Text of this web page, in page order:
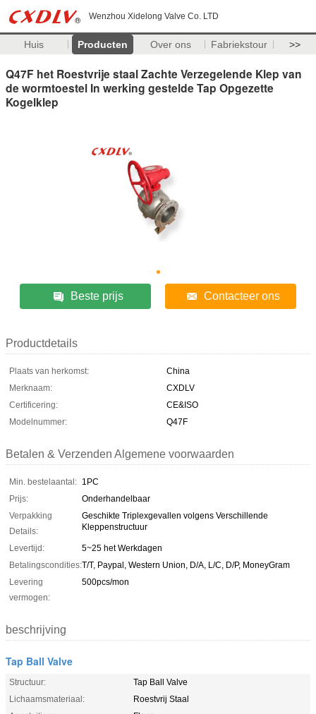
Wenzhou Xidelong Valve Co. LTD
Huis Producten Over ons Fabriekstour >>
Q47F het Roestvrije staal Zachte Verzegelende Klep van
de wormtoestel In werking gestelde Tap Opgezette
Kogelklep
Beste prijs Contacteer ons
Productdetails
Plaats van herkomst:
China
Merknaam:
CXDLV
Certificering:
CE&ISO
Modelnummer:
Q47F
Betalen & Verzenden Algemene voorwaarden
Min. bestelaantal: 1PC
Prijs:
Onderhandelbaar
Verpakking
Details:
Geschikte Triplexgevallen volgens Verschillende
Kleppenstructuur
Levertijd:
5~25 het Werkdagen
Betalingscondities:T/T, Paypal, Western Union, D/A, L/C, D/P, MoneyGram
Levering
vermogen:
500pcs/mon
beschrijving
Tap Ball Valve
Structuur:
Tap Ball Valve
Lichaamsmateriaal:
Roestvrij Staal